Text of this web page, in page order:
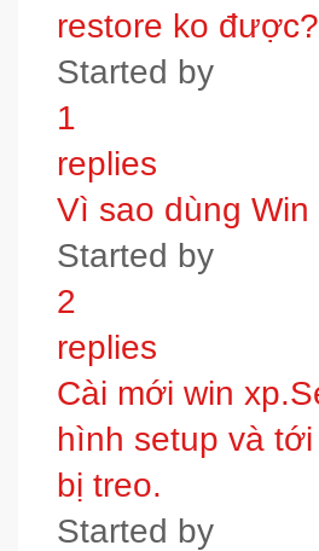
restore ko được?
Started by
1
replies
Vì sao dùng
Started by
2
replies
Cài mới win
hình setup và
bị treo.
Started by